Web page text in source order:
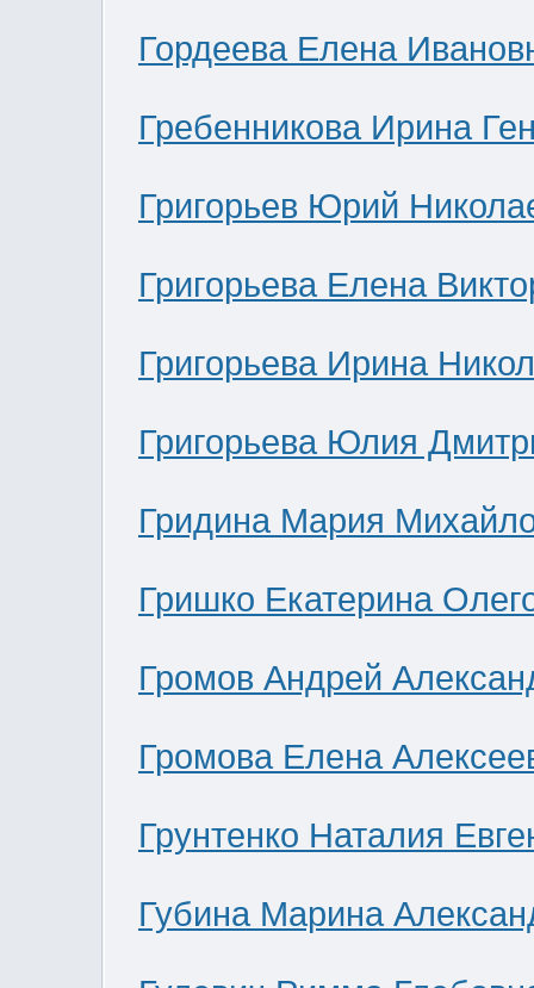
Гордеева Елена
Гребенникова Ирина
Григорьев Юрий
Григорьева Елена
Григорьева Ирина
Григорьева Юлия
Гридина Мария
Гришко Екатерина
Громов Андрей
Громова Елена
Грунтенко Наталия
Губина Марина